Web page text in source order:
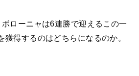
ローニャは6連勝で迎えるこの一
獲得するのはどちらになるのか。